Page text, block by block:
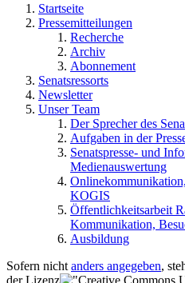
Startseite
Pressemitteilungen
Recherche
Archiv
Abonnement
Senatsressorts
Newsletter
Unser Team
Der Sprecher des
Aufgaben in der
Senatspresse- und
Medienauswertung
KOGIS
Öffentlichkeitsarbeit
Kommunikation,
Ausbildung
Sofern nicht anders angegeben,
der Lizenz